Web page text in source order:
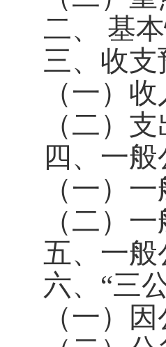
二、 基
三、收
（一）
（二）
四、一
（一）
（二）
五、一
六、“三
（一）